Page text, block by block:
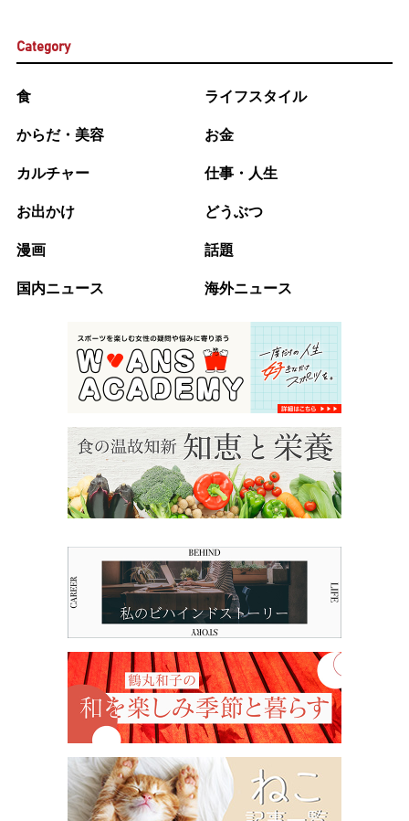
Category
食 ライフスタイル
からだ・美容 お金
カルチャー 仕事・人生
お出かけ どうぶつ
漫画 話題
国内ニュース 海外ニュース